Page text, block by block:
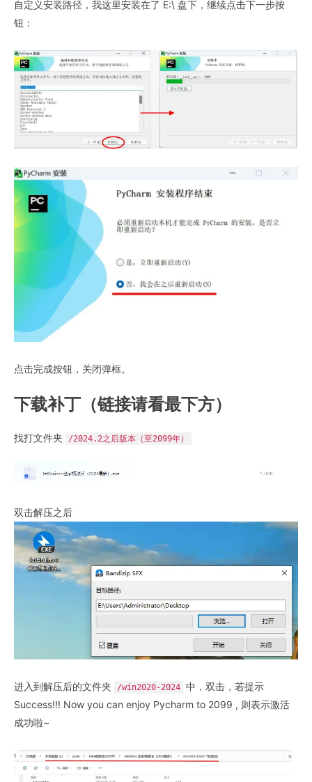
自定义安装路径，我这里安装在了 E:\ 盘下，继续点击下一步按
钮：
点击完成按钮，关闭弹框。
下载补丁（链接请看最下方）
找打文件夹 /2024.2之后版本（至2099年）
双击解压之后
进入到解压后的文件夹 /win2020-2024 中，双击，若提示
Success!!! Now you can enjoy Pycharm to 2099 , 则表示激活
成功啦~